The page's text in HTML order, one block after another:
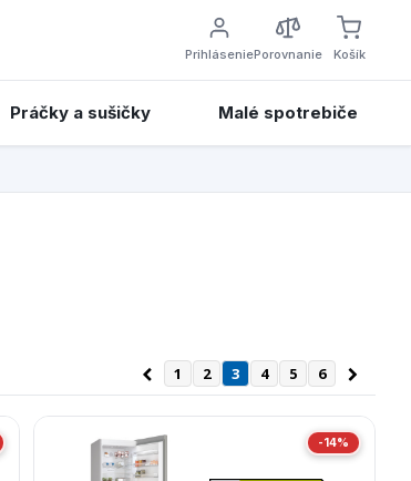
PrihláseniePorovnanie Košík
Práčky a sušičky Malé spotrebiče
1 2 3 4 5 6
-14%